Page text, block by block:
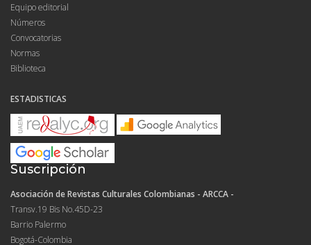
Equipo editorial
Números
Convocatorias
Normas
Biblioteca
ESTADISTICAS
Suscripción
Asociación de Revistas Culturales Colombianas - ARCCA -
Transv.19 Bis No.45D-23
Barrio Palermo
Bogotá-Colombia